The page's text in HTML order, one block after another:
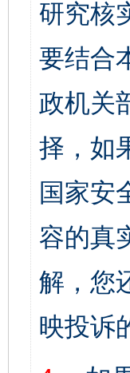
研究核
要结合
政机关
择，如
国家安
容的真
解，您
映投诉